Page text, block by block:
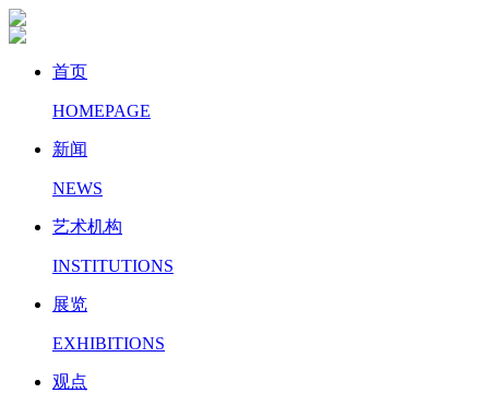
首页
HOMEPAGE
新闻
NEWS
艺术机构
INSTITUTIONS
展览
EXHIBITIONS
观点